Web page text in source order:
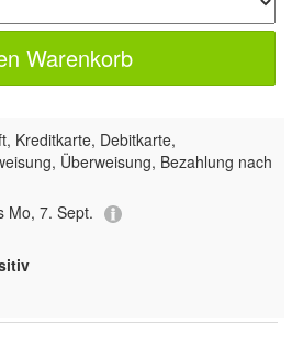
Warenkorb
Kreditkarte, Debitkarte,
Überweisung, Bezahlung nach
Mo, 7. Sept.